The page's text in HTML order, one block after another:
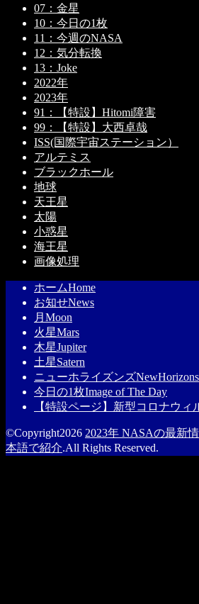
07：金星
10：今日の1枚
11：今週のNASA
12：気分転換
13：Joke
2022年
2023年
91：【特設】Hitomi障害
99：【特設】大西卓哉
ISS(国際宇宙ステーション）
アルテミス
ブラックホール
地球
天王星
太陽
小惑星
海王星
画像処理
ホームHome
お知せNews
月 Moon
火星Mars
木星Jupiter
土星Satern
ニューホライズンズNewHorizons
今日の1枚Image of The Day
【特設ページ】新型コロナウィ
©Copyright2026 2023年 NASAの最新
本語で紹介.All Rights Reserved.